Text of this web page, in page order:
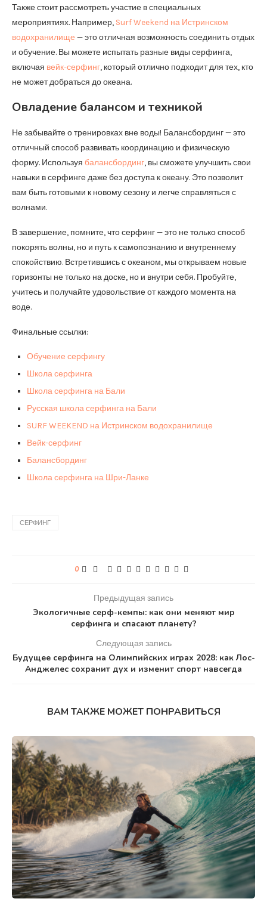
Также стоит рассмотреть участие в специальных
мероприятиях. Например, Surf Weekend на Истринском
водохранилище — это отличная возможность соединить отдых
и обучение. Вы можете испытать разные виды серфинга,
включая вейк-серфинг, который отлично подходит для тех, кто
не может добраться до океана.
Овладение балансом и техникой
Не забывайте о тренировках вне воды! Балансбординг — это
отличный способ развивать координацию и физическую
форму. Используя балансбординг, вы сможете улучшить свои
навыки в серфинге даже без доступа к океану. Это позволит
вам быть готовыми к новому сезону и легче справляться с
волнами.
В завершение, помните, что серфинг — это не только способ
покорять волны, но и путь к самопознанию и внутреннему
спокойствию. Встретившись с океаном, мы открываем новые
горизонты не только на доске, но и внутри себя. Пробуйте,
учитесь и получайте удовольствие от каждого момента на
воде.
Финальные ссылки:
Обучение серфингу
Школа серфинга
Школа серфинга на Бали
Русская школа серфинга на Бали
SURF WEEKEND на Истринском водохранилище
Вейк-серфинг
Балансбординг
Школа серфинга на Шри-Ланке
СЕРФИНГ
0
Предыдущая запись
Экологичные серф-кемпы: как они меняют мир
серфинга и спасают планету?
Следующая запись
Будущее серфинга на Олимпийских играх 2028: как Лос-
Анджелес сохранит дух и изменит спорт навсегда
ВАМ ТАКЖЕ МОЖЕТ ПОНРАВИТЬСЯ